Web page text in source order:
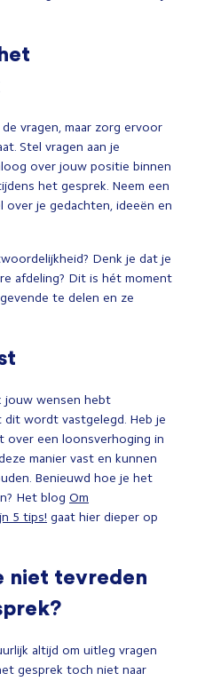
vragen, maar zorg ervoor
Stel vragen aan je
over jouw positie binnen
het gesprek. Neem een
je gedachten, ideeën en
Denk je dat je
afdeling? Dit is hét moment
te delen en ze
jouw wensen hebt
dit wordt vastgelegd. Heb je
over een loonsverhoging in
manier vast en kunnen
Benieuwd hoe je het
Het blog Om
5 tips! gaat hier dieper op
niet tevreden
altijd om uitleg vragen
gesprek toch niet naar